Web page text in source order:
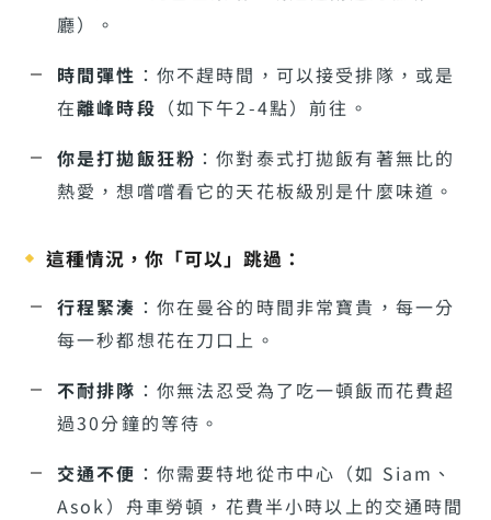
廳）。
時間彈性 ：你不趕時間，可以接受排隊，或是
在離峰時段 （如下午2-4點）前往。
你是打拋飯狂粉 ：你對泰式打拋飯有著無比的
熱愛，想嚐嚐看它的天花板級別是什麼味道。
這種情況，你「可以」跳過：
行程緊湊 ：你在曼谷的時間非常寶貴，每一分
每一秒都想花在刀口上。
不耐排隊 ：你無法忍受為了吃一頓飯而花費超
過30分鐘的等待。
交通不便 ：你需要特地從市中心（如 Siam、
Asok）舟車勞頓，花費半小時以上的交通時間